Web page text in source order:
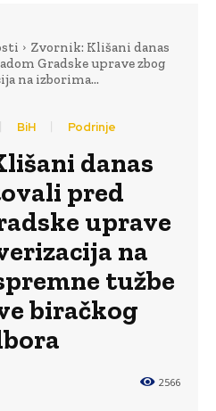
Zvornik: Klišani danas
Gradske uprave zbog
na izborima...
BiH Podrinje
danas
pred
uprave
na
tužbe
biračkog
2566